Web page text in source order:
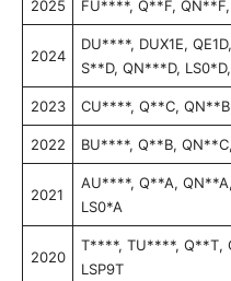
2025 FU****, Q**F,
2024
DU****, DUX1E,
S**D, QN***D,
2023 CU****, Q**C,
2022 BU****, Q**B,
2021
AU****, Q**A,
LS0*A
2020
T****, TU****, Q**T,
LSP9T